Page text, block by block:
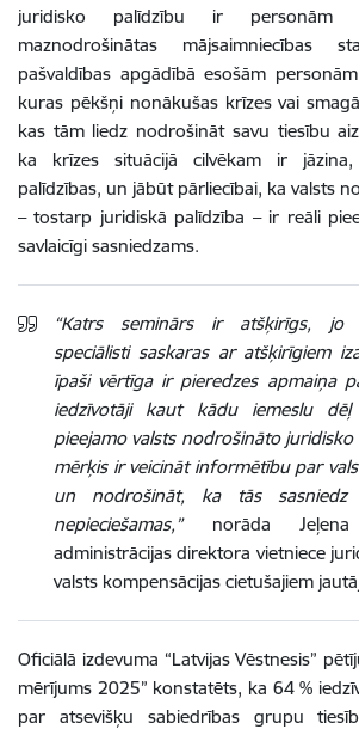
juridisko palīdzību ir
maznodrošinātas mājsaimniecības
pašvaldības apgādībā esošām
kuras pēkšņi nonākušas krīzes vai
kas tām liedz nodrošināt savu tiesību
ka krīzes situācijā cilvēkam ir
palīdzības, un jābūt pārliecībai, ka valsts
– tostarp juridiskā palīdzība – ir reāli
savlaicīgi sasniedzams.
“Katrs seminārs ir atšķirīgs, jo
speciālisti saskaras ar atšķirīgiem
īpaši vērtīga ir pieredzes apmaiņa
iedzīvotāji kaut kādu iemeslu dēļ
pieejamo valsts nodrošināto
mērķis ir veicināt informētību par
un nodrošināt, ka tās
nepieciešamas,” norāda
administrācijas direktora vietniece
valsts kompensācijas cietušajiem
Oficiālā izdevuma “Latvijas Vēstnesis”
mērījums 2025” konstatēts, ka 64 %
par atsevišķu sabiedrības grupu